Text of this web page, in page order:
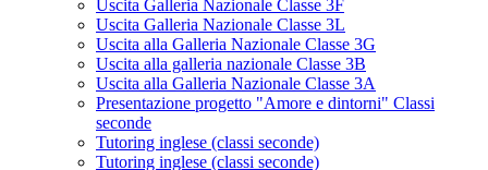
Uscita Galleria Nazionale Classe 3F
Uscita Galleria Nazionale Classe 3L
Uscita alla Galleria Nazionale Classe 3G
Uscita alla galleria nazionale Classe 3B
Uscita alla Galleria Nazionale Classe 3A
Presentazione progetto "Amore e dintorni" Classi
seconde
Tutoring inglese (classi seconde)
Tutoring inglese (classi seconde)